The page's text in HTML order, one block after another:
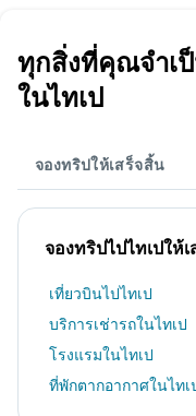
ทุกสิ่งที่คุณจำเ
ในไทเป
จองทริปให้เสร็จสิ้น
จองทริปไปไทเปให้
เที่ยวบินไปไทเป
บริการเช่ารถในไทเป
โรงแรมในไทเป
ที่พักตากอากาศในไทเ